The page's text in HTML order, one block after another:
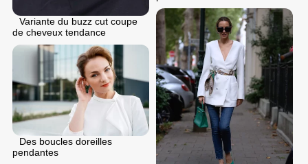
Variante du buzz cut coupe
de cheveux tendance
Des boucles doreilles
pendantes